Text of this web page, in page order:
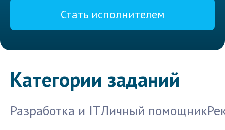
Стать исполнителем
Категории заданий
Разработка и ITЛичный помощник